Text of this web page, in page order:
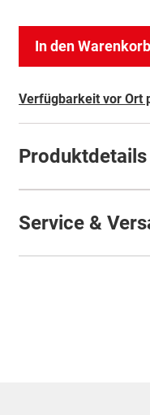
In den Warenkorb
Verfügbarkeit vor Ort
Produktdetails
Service &